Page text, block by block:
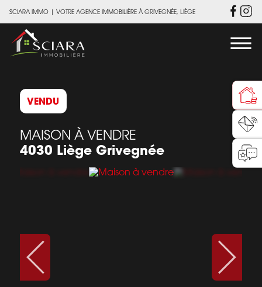
SCIARA IMMO | VOTRE AGENCE IMMOBILIÈRE À GRIVEGNÉE, LIÈGE
VENDU
MAISON À VENDRE
4030 Liège Grivegnée